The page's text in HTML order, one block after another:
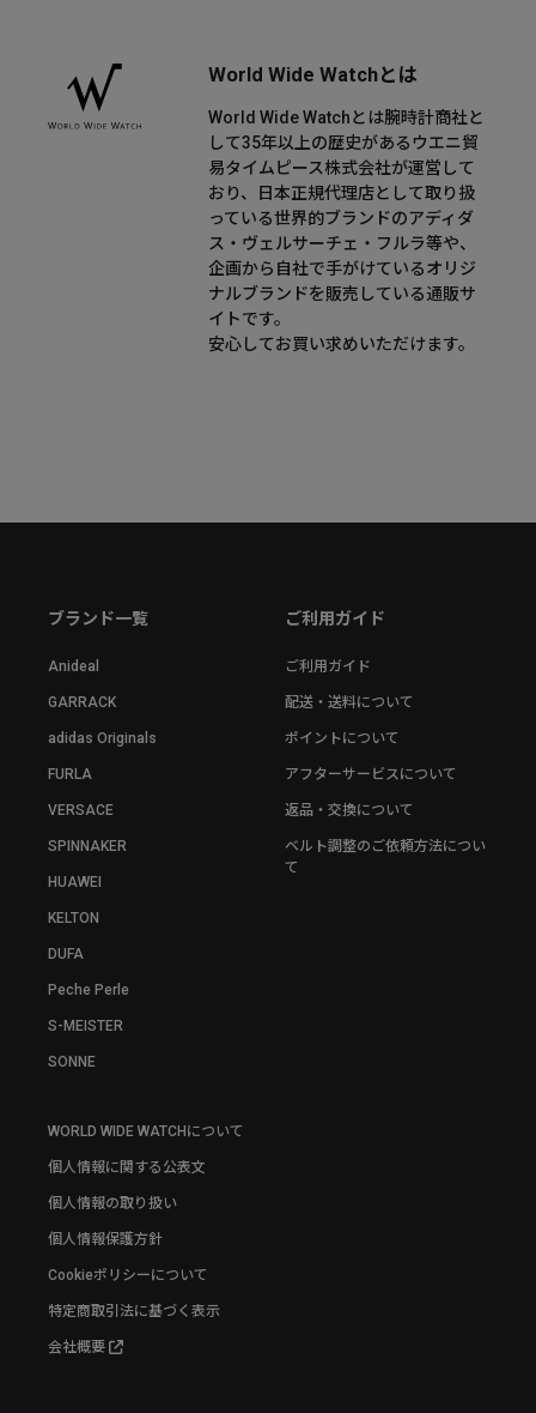
World Wide Watchとは
World Wide Watchとは腕時計商社と
して35年以上の歴史があるウエニ貿
易タイムピース株式会社が運営して
おり、日本正規代理店として取り扱
っている世界的ブランドのアディダ
ス・ヴェルサーチェ・フルラ等や、
企画から自社で手がけているオリジ
ナルブランドを販売している通販サ
イトです。
安心してお買い求めいただけます。
ブランド一覧
Anideal
GARRACK
adidas Originals
FURLA
VERSACE
SPINNAKER
HUAWEI
KELTON
DUFA
Peche Perle
S-MEISTER
SONNE
ご利用ガイド
ご利用ガイド
配送・送料について
ポイントについて
アフターサービスについて
返品・交換について
ベルト調整のご依頼方法につい
て
WORLD WIDE WATCHについて
個人情報に関する公表文
個人情報の取り扱い
個人情報保護方針
Cookieポリシーについて
特定商取引法に基づく表示
会社概要